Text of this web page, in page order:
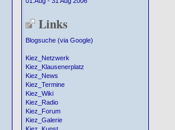
Links
Blogsuche (via Google)
Kiez_Netzwerk
Kiez_Klausenerplatz
Kiez_News
Kiez_Termine
Kiez_Wiki
Kiez_Radio
Kiez_Forum
Kiez_Galerie